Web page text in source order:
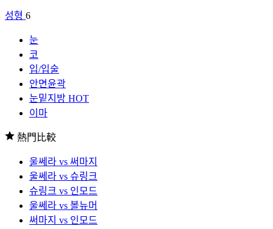
성형 6
눈
코
입/입술
안면윤곽
눈밑지방 HOT
이마
熱門比較
울쎄라 vs 써마지
울쎄라 vs 슈링크
슈링크 vs 인모드
울쎄라 vs 볼뉴머
써마지 vs 인모드